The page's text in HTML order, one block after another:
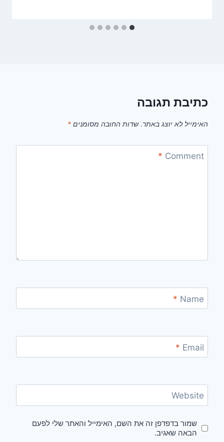
כתיבת תגובה
האימייל לא יוצג באתר. שדות החובה מסומנים *
Comment
*
Name
*
Email
*
Website
שמור בדפדפן זה את השם, האימייל והאתר שלי לפעם
הבאה שאגיב.